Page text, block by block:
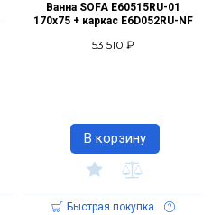
Ванна SOFA E60515RU-01
170x75 + каркас E6D052RU-NF
53 510 ₽
В корзину
Быстрая покупка